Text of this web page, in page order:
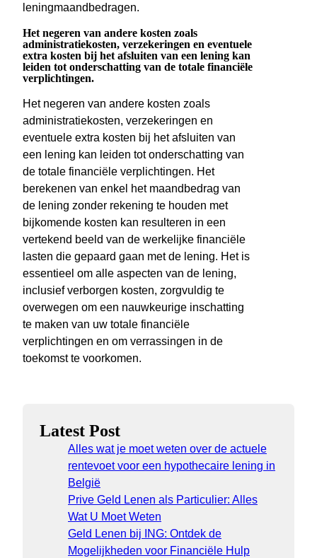
leningmaandbedragen.
Het negeren van andere kosten zoals
administratiekosten, verzekeringen en eventuele
extra kosten bij het afsluiten van een lening kan
leiden tot onderschatting van de totale financiële
verplichtingen.
Het negeren van andere kosten zoals
administratiekosten, verzekeringen en
eventuele extra kosten bij het afsluiten van
een lening kan leiden tot onderschatting van
de totale financiële verplichtingen. Het
berekenen van enkel het maandbedrag van
de lening zonder rekening te houden met
bijkomende kosten kan resulteren in een
vertekend beeld van de werkelijke financiële
lasten die gepaard gaan met de lening. Het is
essentieel om alle aspecten van de lening,
inclusief verborgen kosten, zorgvuldig te
overwegen om een nauwkeurige inschatting
te maken van uw totale financiële
verplichtingen en om verrassingen in de
toekomst te voorkomen.
Latest Post
Alles wat je moet weten over de actuele
rentevoet voor een hypothecaire lening in
België
Prive Geld Lenen als Particulier: Alles
Wat U Moet Weten
Geld Lenen bij ING: Ontdek de
Mogelijkheden voor Financiële Hulp